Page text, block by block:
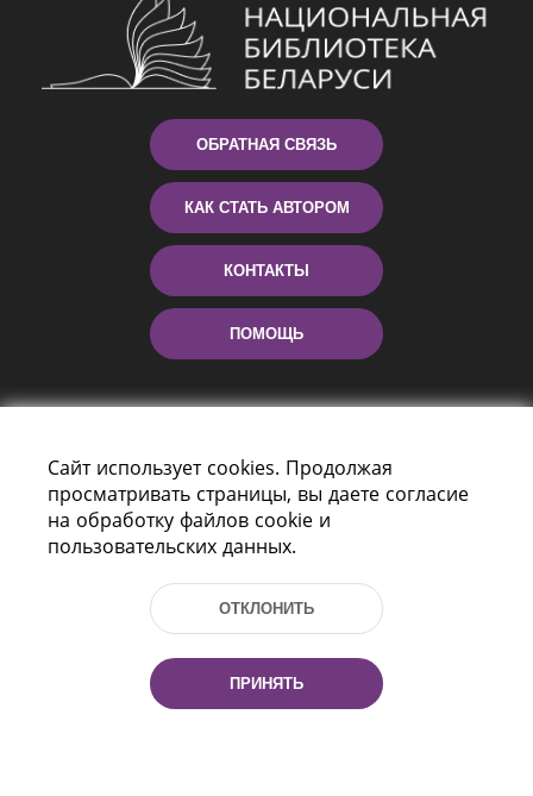
ОБРАТНАЯ СВЯЗЬ
КАК СТАТЬ АВТОРОМ
КОНТАКТЫ
ПОМОЩЬ
Пр-т Независимости 116
г. Минск, Республика Беларусь, 220114
Тел.: (+375 17) 368 37 37, Факс: (+375 17)
Эл. почта: inbox@nlb.by
Сайт использует cookies. Продолжая
просматривать страницы, вы даете согласие
на обработку файлов cookie и
пользовательских данных.
ОТКЛОНИТЬ
ПРИНЯТЬ